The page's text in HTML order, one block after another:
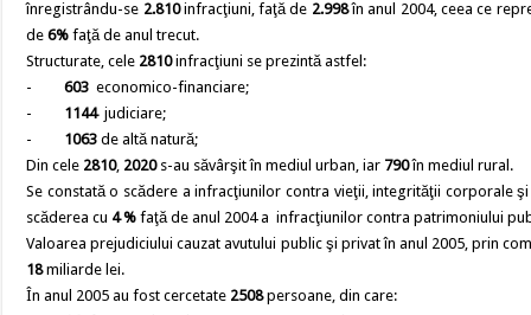
înregistrându-se 2.810infracţiuni, faţă de 2.998în anul 2004, ceea ce
de6%faţă de anul trecut.
Structurate, cele 2810infracţiuni se prezintă astfel:
-603 economico-financiare;
- 1144judiciare;
- 1063de altă natură;
Din cele 2810, 2020s-au săvârşit în mediul urban, iar 790în mediul rural.
Se constată o scădere a infracţiunilor contra vieţii, integrităţii corporale
scăderea cu 4 % faţă de anul 2004 a infracţiunilor contra patrimoniului
Valoarea prejudiciului cauzat avutului public şi privat în anul 2005, prin
18miliarde lei.
În anul 2005 au fost cercetate 2508persoane, din care: